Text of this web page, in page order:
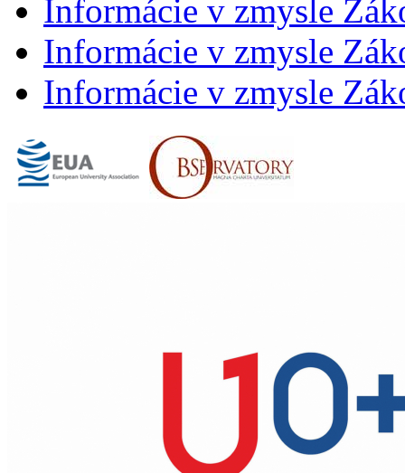
Informácie v zmysle
Informácie v zmysle
Informácie v zmysle